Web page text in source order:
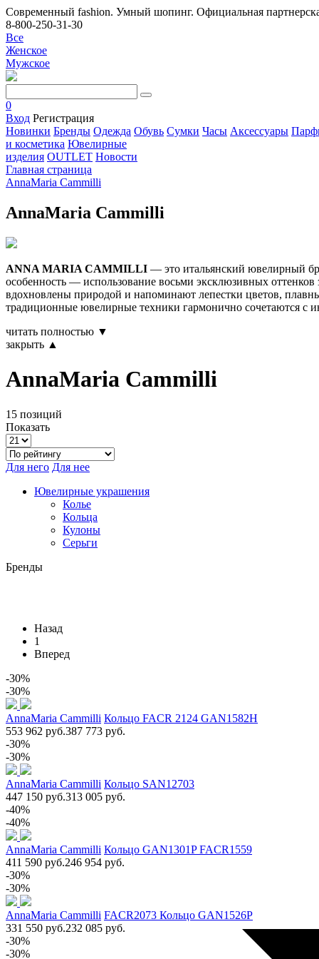
Современный fashion. Умный шопинг. Официальная
8-800-250-31-30
Все
Женское
Мужское
0
Вход Регистрация
Новинки Бренды Одежда Обувь Сумки Часы Аксессуары
и косметика Ювелирные
изделия OUTLET Новости
Главная страница
AnnaMaria Cammilli
AnnaMaria Cammilli
ANNA MARIA CAMMILLI — это итальянский ювелирный
особенность — использование восьми эксклюзивных
вдохновлены природой и напоминают лепестки цветов,
традиционные ювелирные техники гармонично сочетаются с
читать полностью ▼
закрыть ▲
AnnaMaria Cammilli
15 позиций
Показать
Для него Для нее
Ювелирные украшения
Колье
Кольца
Кулоны
Серьги
Бренды
Назад
1
Вперед
-30%
-30%
AnnaMaria Cammilli Кольцо FACR 2124 GAN1582H
553 962 руб.387 773 руб.
-30%
-30%
AnnaMaria Cammilli Кольцо SAN12703
447 150 руб.313 005 руб.
-40%
-40%
AnnaMaria Cammilli Кольцо GAN1301P FACR1559
411 590 руб.246 954 руб.
-30%
-30%
AnnaMaria Cammilli FACR2073 Кольцо GAN1526P
331 550 руб.232 085 руб.
-30%
-30%